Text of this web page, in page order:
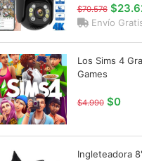
$70.576
Envío
Los Sims 4
Games
$4.990 $0
Ingleteadora